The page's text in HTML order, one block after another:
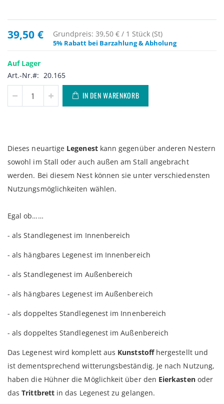
39,50 € Grundpreis: 39,50 € / 1 Stück (St)
5% Rabatt bei Barzahlung & Abholung
Auf Lager
Art.-Nr.
20.165
IN DEN WARENKORB
Dieses neuartige Legenestkann gegenüber anderen Nestern
sowohl im Stall oder auch außen am Stall angebracht
werden. Bei diesem Nest können sie unter verschiedensten
Nutzungsmöglichkeiten wählen.
Egal ob……
- als Standlegenest im Innenbereich
- als hängbares Legenest im Innenbereich
- als Standlegenest im Außenbereich
- als hängbares Legenest im Außenbereich
- als doppeltes Standlegenest im Innenbereich
- als doppeltes Standlegenest im Außenbereich
Das Legenest wird komplett aus Kunststoffhergestellt und
ist dementsprechend witterungsbeständig. Je nach Nutzung,
haben die Hühner die Möglichkeit über den Eierkastenoder
dasTrittbrettin das Legenest zu gelangen.